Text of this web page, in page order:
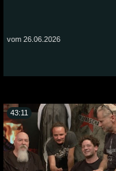
vom 26.06.2026
43:11